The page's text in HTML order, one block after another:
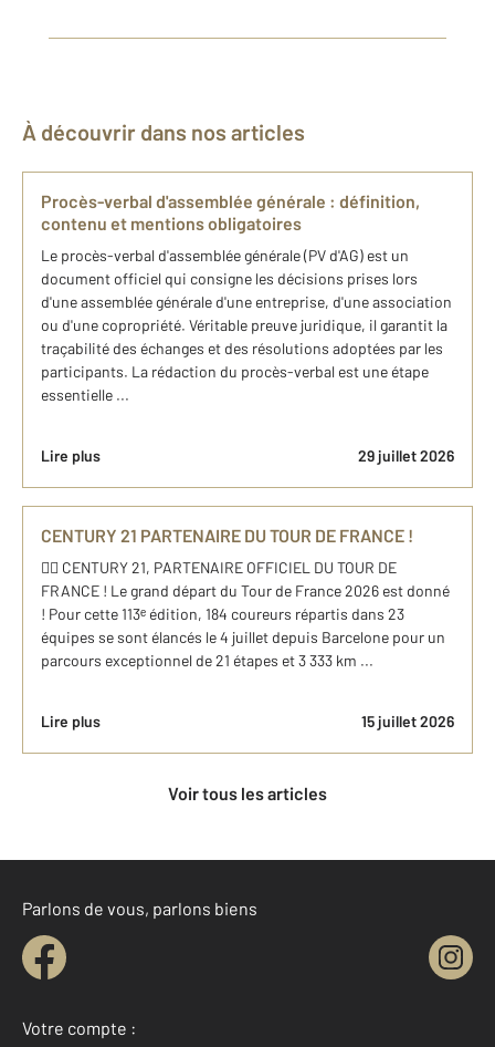
À découvrir dans nos articles
Procès-verbal d'assemblée générale : définition,
contenu et mentions obligatoires
Le procès-verbal d'assemblée générale (PV d'AG) est un
document officiel qui consigne les décisions prises lors
d'une assemblée générale d'une entreprise, d'une association
ou d'une copropriété. Véritable preuve juridique, il garantit la
traçabilité des échanges et des résolutions adoptées par les
participants. La rédaction du procès-verbal est une étape
essentielle ...
Lire plus 29 juillet 2026
CENTURY 21 PARTENAIRE DU TOUR DE FRANCE !
🚴‍♂️ CENTURY 21, PARTENAIRE OFFICIEL DU TOUR DE
FRANCE ! Le grand départ du Tour de France 2026 est donné
! Pour cette 113ᵉ édition, 184 coureurs répartis dans 23
équipes se sont élancés le 4 juillet depuis Barcelone pour un
parcours exceptionnel de 21 étapes et 3 333 km ...
Lire plus 15 juillet 2026
Voir tous les articles
Parlons de vous, parlons biens
Votre compte :